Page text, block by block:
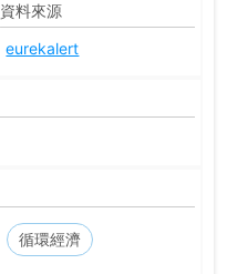
資料來源
eurekalert
循環經濟